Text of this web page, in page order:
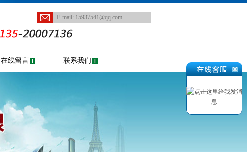
E-mail: 15937541@qq.com
在线留言 联系我们